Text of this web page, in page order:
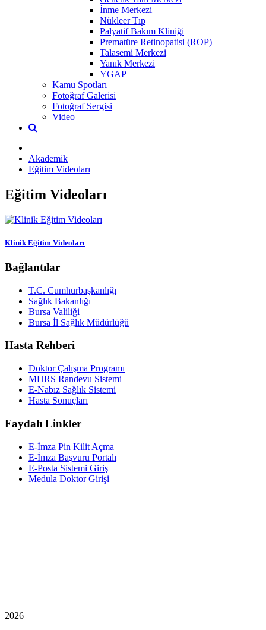
İnme Merkezi
Nükleer Tıp
Palyatif Bakım Kliniği
Prematüre Retinopatisi (ROP)
Talasemi Merkezi
Yanık Merkezi
YGAP
Kamu Spotları
Fotoğraf Galerisi
Fotoğraf Sergisi
Video
Akademik
Eğitim Videoları
Eğitim Videoları
Klinik Eğitim Videoları
Bağlantılar
T.C. Cumhurbaşkanlığı
Sağlık Bakanlığı
Bursa Valiliği
Bursa İl Sağlık Müdürlüğü
Hasta Rehberi
Doktor Çalışma Programı
MHRS Randevu Sistemi
E-Nabız Sağlık Sistemi
Hasta Sonuçları
Faydalı Linkler
E-İmza Pin Kilit Açma
E-İmza Başvuru Portalı
E-Posta Sistemi Giriş
Medula Doktor Girişi
2026